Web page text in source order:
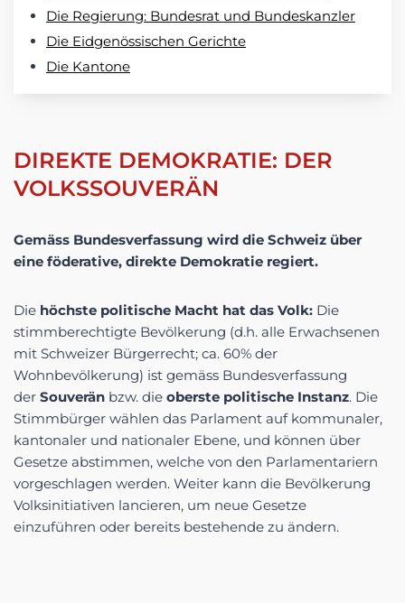
Die Regierung: Bundesrat und Bundeskanzler
Die Eidgenössischen Gerichte
Die Kantone
DIREKTE DEMOKRATIE: DER
VOLKSSOUVERÄN
Gemäss Bundesverfassung wird die Schweiz über
eine föderative, direkte Demokratie regiert.
Die höchste politische Macht hat das Volk: Die
stimmberechtigte Bevölkerung (d.h. alle Erwachsenen
mit Schweizer Bürgerrecht; ca. 60% der
Wohnbevölkerung) ist gemäss Bundesverfassung
der Souverän bzw. die oberste politische Instanz. Die
Stimmbürger wählen das Parlament auf kommunaler,
kantonaler und nationaler Ebene, und können über
Gesetze abstimmen, welche von den Parlamentariern
vorgeschlagen werden. Weiter kann die Bevölkerung
Volksinitiativen lancieren, um neue Gesetze
einzuführen oder bereits bestehende zu ändern.